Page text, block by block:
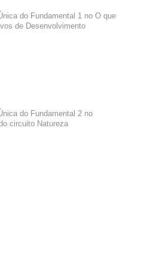
do Fundamental 1 no O que
de Desenvolvimento
do Fundamental 2 no
circuito Natureza